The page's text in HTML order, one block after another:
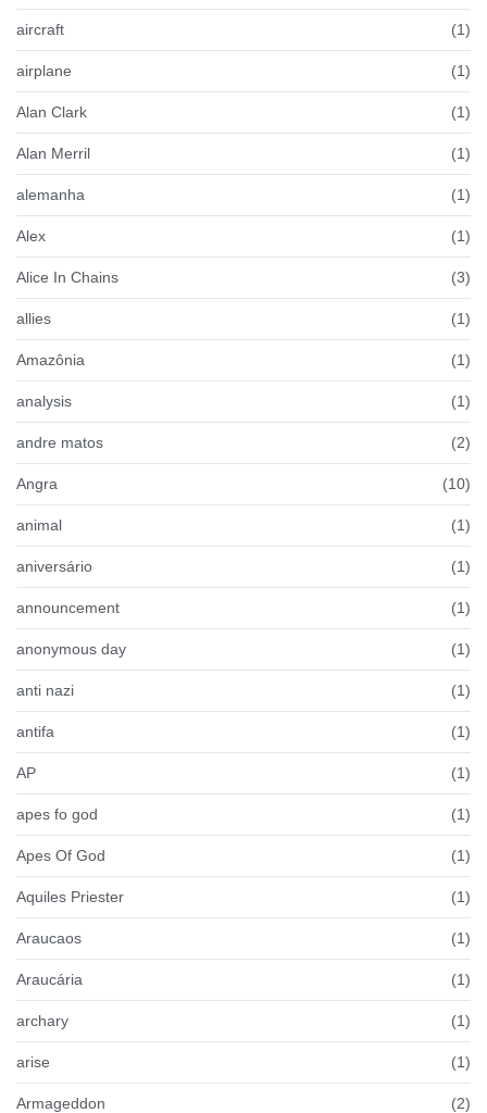
aircraft (1)
airplane (1)
Alan Clark (1)
Alan Merril (1)
alemanha (1)
Alex (1)
Alice In Chains (3)
allies (1)
Amazônia (1)
analysis (1)
andre matos (2)
Angra (10)
animal (1)
aniversário (1)
announcement (1)
anonymous day (1)
anti nazi (1)
antifa (1)
AP (1)
apes fo god (1)
Apes Of God (1)
Aquiles Priester (1)
Araucaos (1)
Araucária (1)
archary (1)
arise (1)
Armageddon (2)